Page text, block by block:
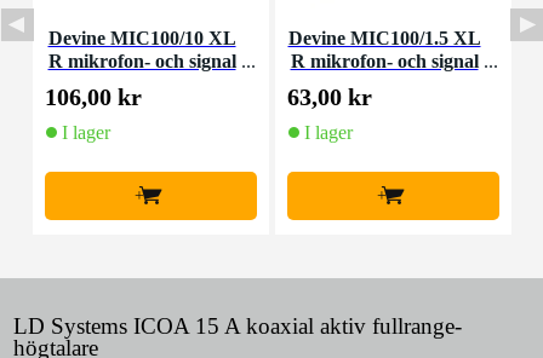
Devine MIC100/10 XL
R mikrofon- och signal
kabel 10 meter
106,00 kr
I lager
+
Devine MIC100/1.5 XL
R mikrofon- och signal
kabel 1,5 meter
63,00 kr
I lager
+
LD Systems ICOA 15 A koaxial aktiv fullrange-
högtalare